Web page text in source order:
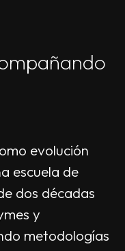
evolución
escuela de
dos décadas
y
metodologías